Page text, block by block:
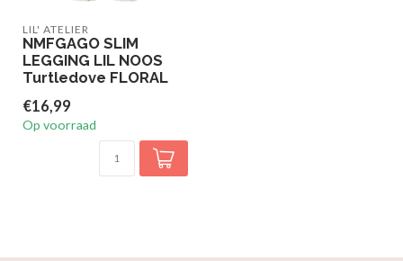
LIL' ATELIER
NMFGAGO SLIM
LEGGING LIL NOOS
Turtledove FLORAL
€16,99
Op voorraad